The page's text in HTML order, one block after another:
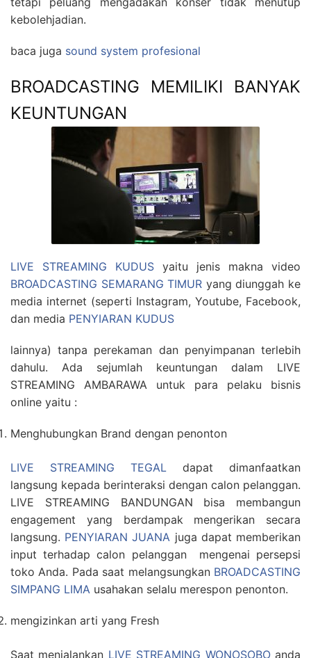
kebolehjadian.
baca juga sound system profesional
BROADCASTING MEMILIKI BANYAK
KEUNTUNGAN
LIVE STREAMING KUDUS yaitu jenis makna video
BROADCASTING SEMARANG TIMUR yang diunggah ke
media internet (seperti Instagram, Youtube, Facebook,
dan media PENYIARAN KUDUS
lainnya) tanpa perekaman dan penyimpanan terlebih
dahulu. Ada sejumlah keuntungan dalam LIVE
STREAMING AMBARAWA untuk para pelaku bisnis
online yaitu :
Menghubungkan Brand dengan penonton
LIVE STREAMING TEGAL dapat dimanfaatkan
langsung kepada berinteraksi dengan calon pelanggan.
LIVE STREAMING BANDUNGAN bisa membangun
engagement yang berdampak mengerikan secara
langsung. PENYIARAN JUANA juga dapat memberikan
input terhadap calon pelanggan mengenai persepsi
toko Anda. Pada saat melangsungkan BROADCASTING
SIMPANG LIMA usahakan selalu merespon penonton.
mengizinkan arti yang Fresh
Saat menjalankan LIVE STREAMING WONOSOBOanda